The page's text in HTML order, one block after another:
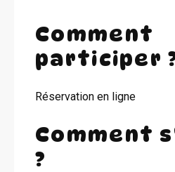
Comment
participer
Réservation en ligne
Comment
?